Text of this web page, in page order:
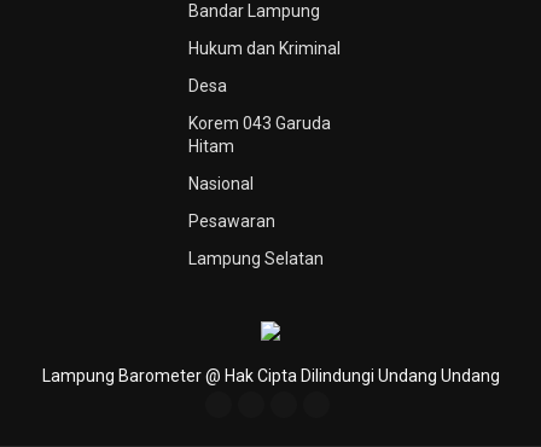
Bandar Lampung
Hukum dan Kriminal
Desa
Korem 043 Garuda
Hitam
Nasional
Pesawaran
Lampung Selatan
Lampung Barometer @ Hak Cipta Dilindungi Undang Undang